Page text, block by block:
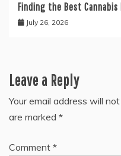
Finding the Best Cannabis
July 26, 2026
Leave a Reply
Your email address will
are marked *
Comment *